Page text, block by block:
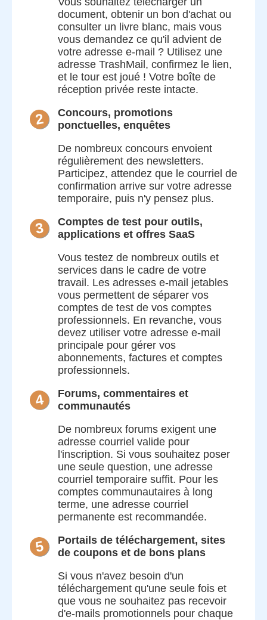
document, obtenir un bon d'achat ou
consulter un livre blanc, mais vous
vous demandez ce qu'il advient de
votre adresse e-mail ? Utilisez une
adresse TrashMail, confirmez le lien,
et le tour est joué ! Votre boîte de
réception privée reste intacte.
2
Concours, promotions
ponctuelles, enquêtes
De nombreux concours envoient
régulièrement des newsletters.
Participez, attendez que le courriel de
confirmation arrive sur votre adresse
temporaire, puis n'y pensez plus.
3
Comptes de test pour outils,
applications et offres SaaS
Vous testez de nombreux outils et
services dans le cadre de votre
travail. Les adresses e-mail jetables
vous permettent de séparer vos
comptes de test de vos comptes
professionnels. En revanche, vous
devez utiliser votre adresse e-mail
principale pour gérer vos
abonnements, factures et comptes
professionnels.
4
Forums, commentaires et
communautés
De nombreux forums exigent une
adresse courriel valide pour
l'inscription. Si vous souhaitez poser
une seule question, une adresse
courriel temporaire suffit. Pour les
comptes communautaires à long
terme, une adresse courriel
permanente est recommandée.
5
Portails de téléchargement, sites
de coupons et de bons plans
Si vous n'avez besoin d'un
téléchargement qu'une seule fois et
que vous ne souhaitez pas recevoir
d'e-mails promotionnels pour chaque